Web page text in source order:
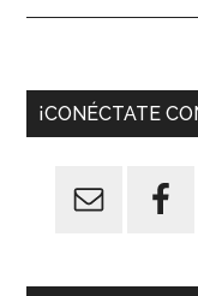
¡CONÉCTATE